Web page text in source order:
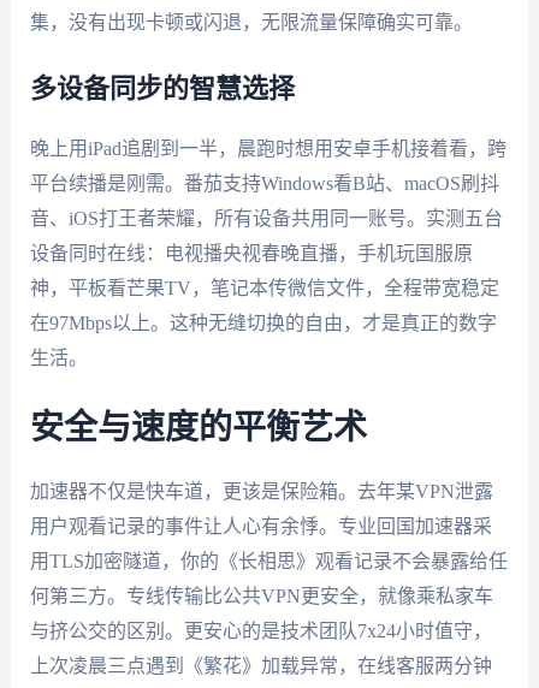
集，没有出现卡顿或闪退，无限流量保障确实可靠。
多设备同步的智慧选择
晚上用iPad追剧到一半，晨跑时想用安卓手机接着看，跨
平台续播是刚需。番茄支持Windows看B站、macOS刷抖
音、iOS打王者荣耀，所有设备共用同一账号。实测五台
设备同时在线：电视播央视春晚直播，手机玩国服原
神，平板看芒果TV，笔记本传微信文件，全程带宽稳定
在97Mbps以上。这种无缝切换的自由，才是真正的数字
生活。
安全与速度的平衡艺术
加速器不仅是快车道，更该是保险箱。去年某VPN泄露
用户观看记录的事件让人心有余悸。专业回国加速器采
用TLS加密隧道，你的《长相思》观看记录不会暴露给任
何第三方。专线传输比公共VPN更安全，就像乘私家车
与挤公交的区别。更安心的是技术团队7x24小时值守，
上次凌晨三点遇到《繁花》加载异常，在线客服两分钟